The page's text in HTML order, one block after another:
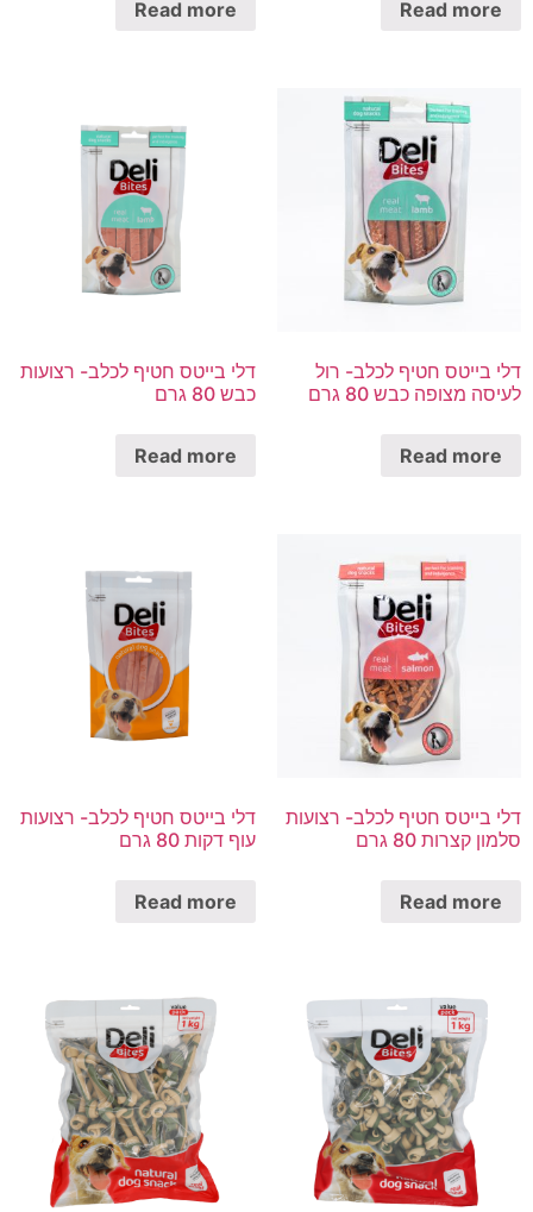
Read more
Read more
דלי בייטס חטיף לכלב- רול
לעיסה מצופה כבש 80 גרם
Read more
דלי בייטס חטיף לכלב- רצועות
כבש 80 גרם
Read more
דלי בייטס חטיף לכלב- רצועות
סלמון קצרות 80 גרם
Read more
דלי בייטס חטיף לכלב- רצועות
עוף דקות 80 גרם
Read more